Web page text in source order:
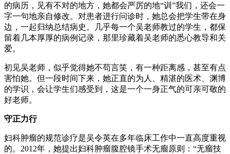
的病历，见有不对的地方，她都会严厉的地“训”我们，还会一
字一句地亲自修改。对患者进行问诊时，她总会把学生带在身
边，一起归纳总结病史。几乎每一个吴老师教过的学生，都保
留着几本厚厚的病例记录，那里珍藏着吴老师的悉心教导和关
爱。
初见吴老师，似乎觉得她不苟言笑，有一种距离感，甚至有点
害怕她。但一段时间下来，她正直的为人、精湛的医术、渊博
的学识，会让学生们感受到，这是一个一身正气的可亲可敬的
好老师。
守正力行
妇科肿瘤的规范诊疗是吴令英在多年临床工作中一直高度重视
的。2012年，她提出妇科肿瘤腹腔镜手术无瘤原则：“无瘤技